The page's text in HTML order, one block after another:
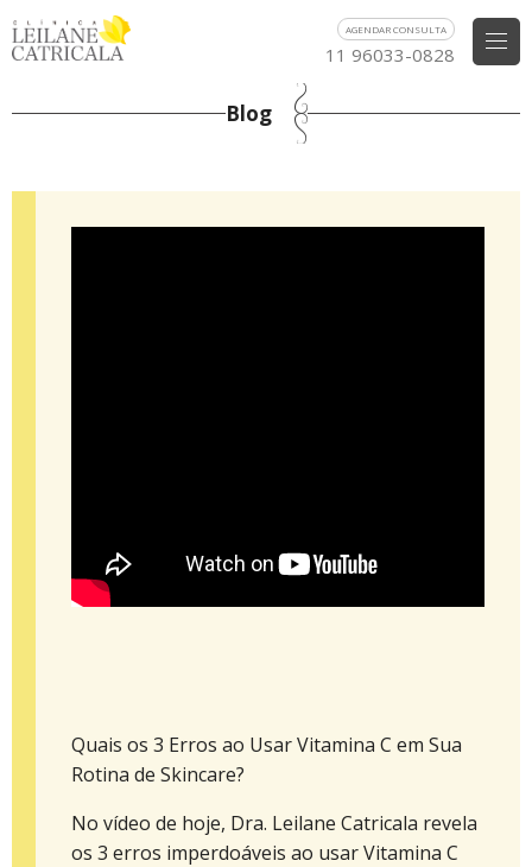
AGENDAR CONSULTA
11 96033-0828
Blog
Quais os 3 Erros ao Usar Vitamina C em Sua
Rotina de Skincare?
No vídeo de hoje, Dra. Leilane Catricala revela
os 3 erros imperdoáveis ao usar Vitamina C